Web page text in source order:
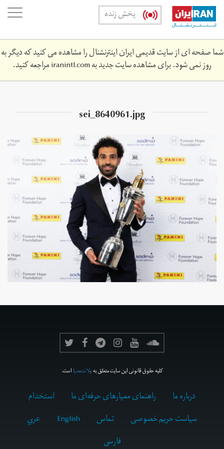
Skip
main
content
پخش زنده
شما صفحه ای از سایت قدیمی ایران اینترنشنال را مشاهده می کنید که دیگر به
روز نمی شود. برای مشاهده سایت جدید بهiranintl.comمراجعه کنید.
sei_8640961.jpg
کلیه حقوق قانونی این سایت متعلق بهولانت‌مدیااست.
درباره ما راهنمای معیارهای حرفه‌ای ما
استخدام
سیاست حریم خصوصی
تماس English
عربي
فارسى